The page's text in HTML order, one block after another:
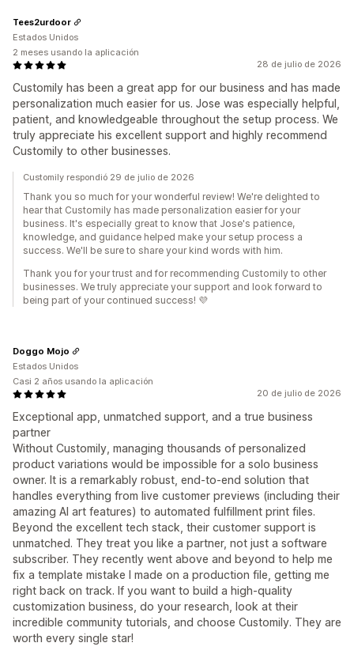
28 de julio de 2026
Customily has been a great app for our business and has made
personalization much easier for us. Jose was especially helpful,
patient, and knowledgeable throughout the setup process. We
truly appreciate his excellent support and highly recommend
Customily to other businesses.
Tees2urdoor
Estados Unidos
2 meses usando la aplicación
Customily respondió 29 de julio de 2026
Thank you so much for your wonderful review! We're delighted to
hear that Customily has made personalization easier for your
business. It's especially great to know that Jose's patience,
knowledge, and guidance helped make your setup process a
success. We'll be sure to share your kind words with him.
Thank you for your trust and for recommending Customily to other
businesses. We truly appreciate your support and look forward to
being part of your continued success! 💜
20 de julio de 2026
Exceptional app, unmatched support, and a true business
partner
Without Customily, managing thousands of personalized
product variations would be impossible for a solo business
owner. It is a remarkably robust, end-to-end solution that
handles everything from live customer previews (including their
amazing AI art features) to automated fulfillment print files.
Beyond the excellent tech stack, their customer support is
unmatched. They treat you like a partner, not just a software
subscriber. They recently went above and beyond to help me
fix a template mistake I made on a production file, getting me
right back on track. If you want to build a high-quality
customization business, do your research, look at their
incredible community tutorials, and choose Customily. They are
worth every single star!
Doggo Mojo
Estados Unidos
Casi 2 años usando la aplicación